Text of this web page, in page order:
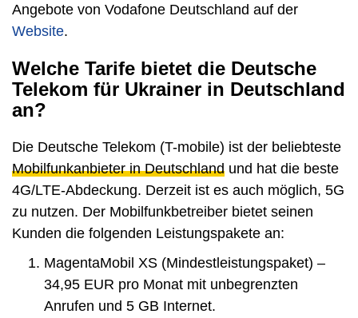
Angebote von Vodafone Deutschland auf der
Website.
Welche Tarife bietet die Deutsche
Telekom für Ukrainer in Deutschland
an?
Die Deutsche Telekom (T-mobile) ist der beliebteste
Mobilfunkanbieter in Deutschland und hat die beste
4G/LTE-Abdeckung. Derzeit ist es auch möglich, 5G
zu nutzen. Der Mobilfunkbetreiber bietet seinen
Kunden die folgenden Leistungspakete an:
MagentaMobil XS (Mindestleistungspaket) –
34,95 EUR pro Monat mit unbegrenzten
Anrufen und 5 GB Internet.